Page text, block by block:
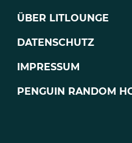
ÜBER LITLOUNGE
DATENSCHUTZ
IMPRESSUM
PENGUIN RANDOM